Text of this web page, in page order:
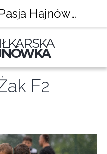
F2
Kadra Żak F2 – Pasja Hajnówka